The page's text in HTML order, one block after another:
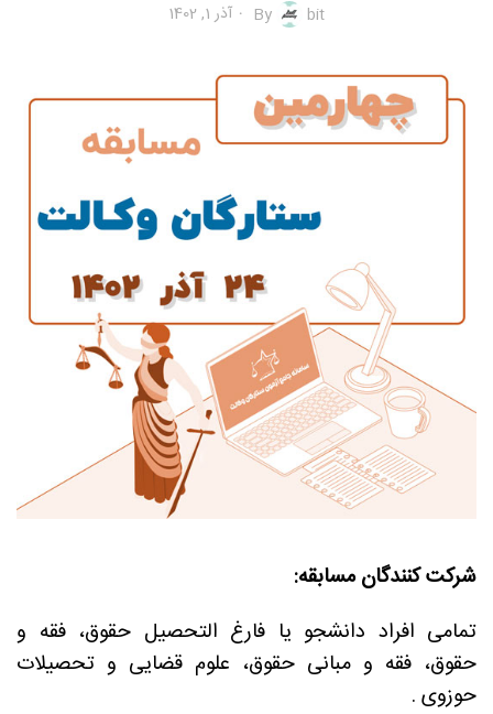
By bit آذر 1, 1402
شرکت کنندگان مسابقه:
تمامی افراد دانشجو یا فارغ‌ التحصیل حقوق، فقه و
حقوق، فقه و مبانی حقوق، علوم قضایی و تحصیلات
حوزوی .